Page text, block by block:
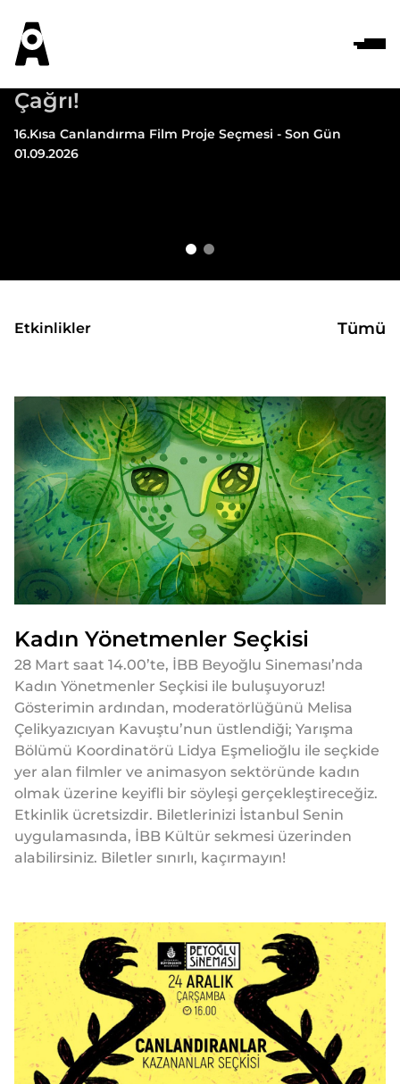
16.CYK başvuru ve şartnamesi
Canlandırma Yönetmenlerine
Çağrı!
16.Kısa Canlandırma Film Proje Seçmesi - Son Gün
01.09.2026
Etkinlikler Tümü
Kadın Yönetmenler Seçkisi
28 Mart saat 14.00’te, İBB Beyoğlu Sineması’nda
Kadın Yönetmenler Seçkisi ile buluşuyoruz!
Gösterimin ardından, moderatörlüğünü Melisa
Çelikyazıcıyan Kavuştu’nun üstlendiği; Yarışma
Bölümü Koordinatörü Lidya Eşmelioğlu ile seçkide
yer alan filmler ve animasyon sektöründe kadın
olmak üzerine keyifli bir söyleşi gerçekleştireceğiz.
Etkinlik ücretsizdir. Biletlerinizi İstanbul Senin
uygulamasında, İBB Kültür sekmesi üzerinden
alabilirsiniz. Biletler sınırlı, kaçırmayın!